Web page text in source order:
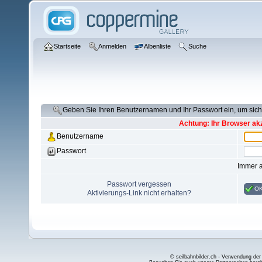
Startseite Anmelden Albenliste Suche
Geben Sie Ihren Benutzernamen und Ihr Passwort ein, um
Achtung: Ihr Browser
Benutzername
Passwort
Immer
Passwort vergessen
Aktivierungs-Link nicht erhalten?
© seilbahnbilder.ch - Verwendung